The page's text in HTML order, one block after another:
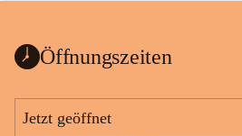
Öffnungszeiten
Jetzt geöffnet